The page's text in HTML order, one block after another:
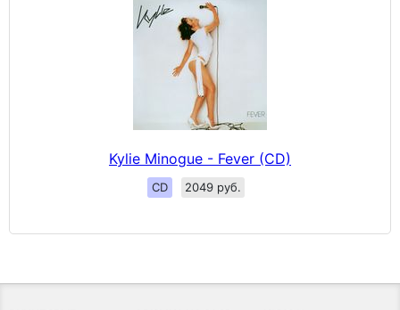
Kylie Minogue - Fever (CD)
CD 2049 руб.